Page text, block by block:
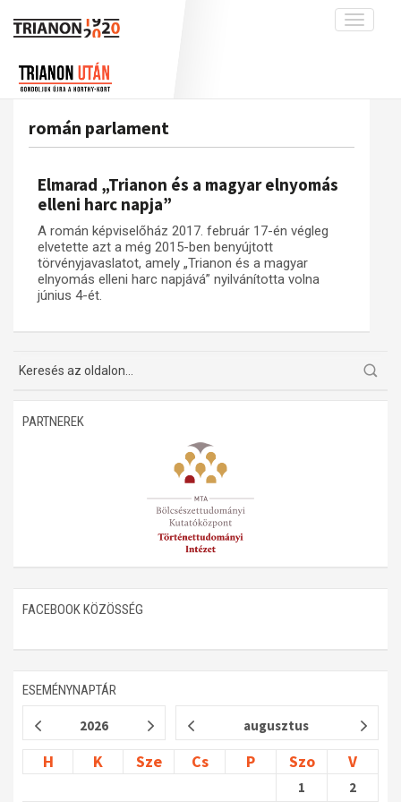
Toggle
interpretációk
A békerendszer megszilárdulása
Utókor és emlékezet
Galéria
Adatbázis
Emlékművek (feltöltés alatt)
Menekültek
Visszhang
Publikációk
A trianoni szerződés
román parlament
Elmarad „Trianon és a magyar elnyomás
elleni harc napja”
A román képviselőház 2017. február 17-én végleg
elvetette azt a még 2015-ben benyújtott
törvényjavaslatot, amely „Trianon és a magyar
elnyomás elleni harc napjává” nyilvánította volna
június 4-ét.
PARTNEREK
FACEBOOK KÖZÖSSÉG
ESEMÉNYNAPTÁR
2026 augusztus
H K Sze Cs P Szo V
1 2